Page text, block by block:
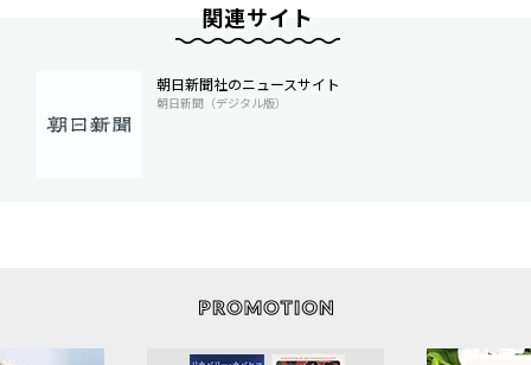
関連サイト
朝日新聞社のニュースサイト
朝日新聞（デジタル版）